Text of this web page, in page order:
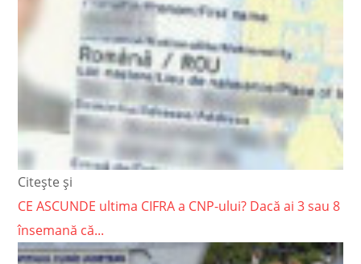
Citește și
CE ASCUNDE ultima CIFRA a CNP-ului? Dacă ai 3 sau 8
însemană că...